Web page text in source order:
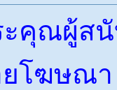
คุณผู้สนั
โฆษณ